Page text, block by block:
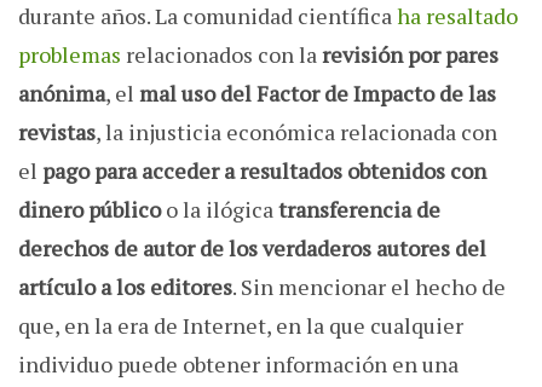
durante años. La comunidad científicaha resaltado
problemas relacionados con larevisión por pares
anónima, el mal uso del Factor de Impacto de las
revistas,la injusticia económica relacionada con
el pago para acceder a resultados obtenidos con
dinero públicoo la ilógicatransferencia de
derechos de autor de los verdaderos autores del
artículo a los editores. Sin mencionar el hecho de
que, en la era de Internet, en la que cualquier
individuo puede obtener información en una